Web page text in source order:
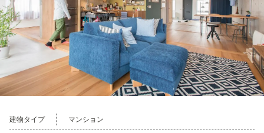
法人向けリノベ
リノベ料金プラン
建物タイプ マンション